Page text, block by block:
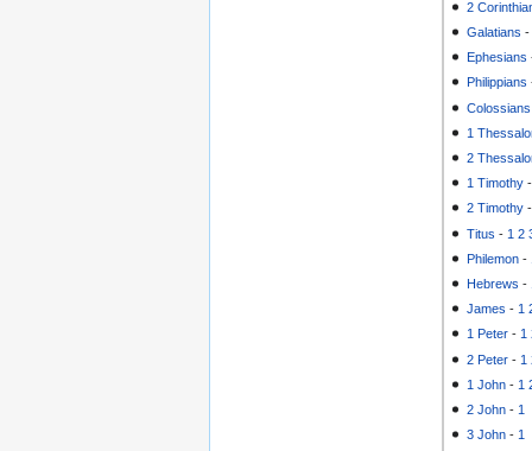
2
Galatians
Ephesians
Philippians
Colossians
1
2
1 Timothy
2 Timothy
Titus - 1 2
Philemon -
Hebrews -
James - 1
1 Peter - 1
2 Peter - 1
1 John - 1
2 John - 1
3 John - 1